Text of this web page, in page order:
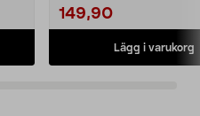
149,90
Lägg i varukorg